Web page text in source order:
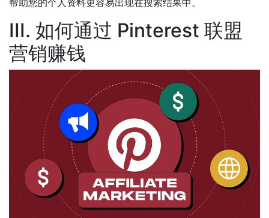
帮助您的个人资料更容易出现在搜索结果中。
III. 如何通过 Pinterest 联盟
营销赚钱